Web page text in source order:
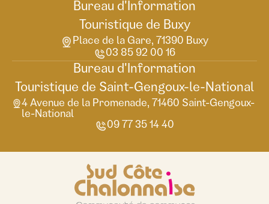
Bureau d'Information
Touristique de Buxy
Place de la Gare, 71390 Buxy
03 85 92 00 16
Bureau d'Information
Touristique de Saint-Gengoux-le-National
4 Avenue de la Promenade, 71460 Saint-Gengoux-
le-National
09 77 35 14 40